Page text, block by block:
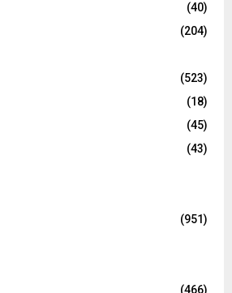
(40)
(204)
(523)
(18)
(45)
(43)
(951)
(466)